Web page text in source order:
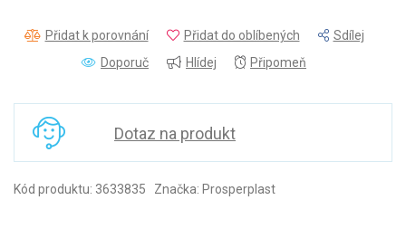
Přidat k porovnání Přidat do oblíbených
Sdílej
Doporuč
Hlídej Připomeň
Dotaz na produkt
Kód produktu: 3633835 Značka: Prosperplast